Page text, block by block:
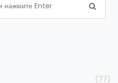
(77)